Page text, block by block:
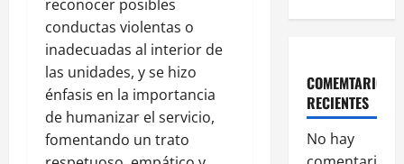
reconocer posibles
conductas violentas o
inadecuadas al interior de
las unidades, y se hizo
énfasis en la importancia
de humanizar el servicio,
fomentando un trato
COMEMTARIOS
RECIENTES
No hay